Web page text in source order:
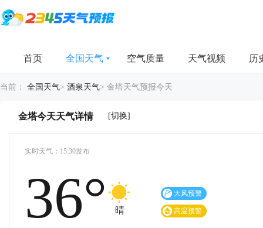
首页 全国天气 空气质量 天气视频 历
当前： 全国天气> 酒泉天气> 金塔天气预报今天
金塔今天天气详情 [切换]
实时天气：15:30发布
36° 晴
大风预警
高温预警